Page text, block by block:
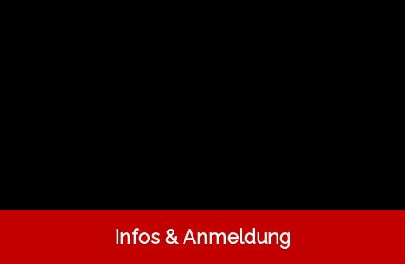
Infos & Anmeldung